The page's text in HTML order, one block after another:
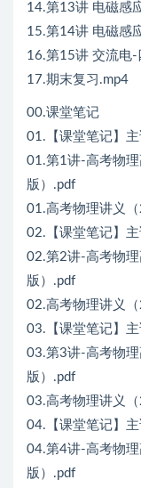
14.第13讲 电磁感
15.第14讲 电磁感
16.第15讲 交流电-
17.期末复习.mp4
00.课堂笔记
01.【课堂笔记】
01.第1讲-高考物理
版）.pdf
01.高考物理讲义
02.【课堂笔记】
02.第2讲-高考物理
版）.pdf
02.高考物理讲义
03.【课堂笔记】
03.第3讲-高考物理
版）.pdf
03.高考物理讲义
04.【课堂笔记】
04.第4讲-高考物理
版）.pdf